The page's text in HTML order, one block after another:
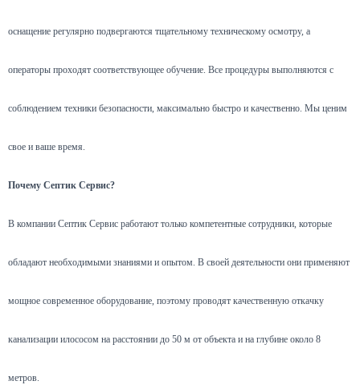
оснащение регулярно подвергаются тщательному техническому осмотру, а
операторы проходят соответствующее обучение. Все процедуры выполняются с
соблюдением техники безопасности, максимально быстро и качественно. Мы ценим
свое и ваше время.
Почему Септик Сервис?
В компании Септик Сервис работают только компетентные сотрудники, которые
обладают необходимыми знаниями и опытом. В своей деятельности они применяют
мощное современное оборудование, поэтому проводят качественную откачку
канализации илососом на расстоянии до 50 м от объекта и на глубине около 8
метров.